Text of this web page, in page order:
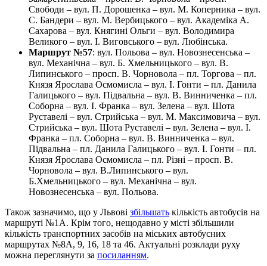
Свободи – вул. П. Дорошенка – вул. М. Коперника – вул.
С. Бандери – вул. М. Вербицького – вул. Академіка А.
Сахарова – вул. Княгині Ольги – вул. Володимира
Великого – вул. І. Виговського – вул. Любінська.
Маршрут №57: вул. Польова – вул. Новознесенська –
вул. Механічна – вул. Б. Хмельницького – вул. В.
Липинського – просп. В. Чорновола – пл. Торгова – пл.
Князя Ярослава Осмомисла – вул. І. Гонти – пл. Данила
Галицького – вул. Підвальна – вул. В. Винниченка – пл.
Соборна – вул. І. Франка – вул. Зелена – вул. Шота
Руставелі – вул. Стрийська – вул. М. Максимовича – вул.
Стрийська – вул. Шота Руставелі – вул. Зелена – вул. І.
Франка – пл. Соборна – вул. В. Винниченка – вул.
Підвальна – пл. Данила Галицького – вул. І. Гонти – пл.
Князя Ярослава Осмомисла – пл. Різні – просп. В.
Чорновола – вул. В.Липинського – вул.
Б.Хмельницького – вул. Механічна – вул.
Новознесенська – вул. Польова.
Також зазначимо, що у Львові збільшать кількість автобусів на
маршруті №1А. Крім того, нещодавно у місті збільшили
кількість транспортних засобів на міських автобусних
маршрутах №8А, 9, 16, 18 та 46. Актуальні розклади руху
можна переглянути за посиланням.